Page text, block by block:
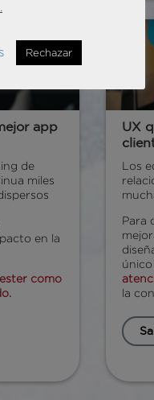
app
de
miles
en la
como
UX
Los
Para
la
Rechazar